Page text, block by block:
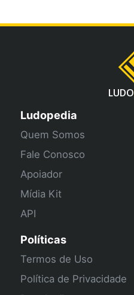
LUDO
Ludopedia
Quem Somos
Fale Conosco
Apoiador
Mídia Kit
API
Políticas
Termos de Uso
Política de Privacidade